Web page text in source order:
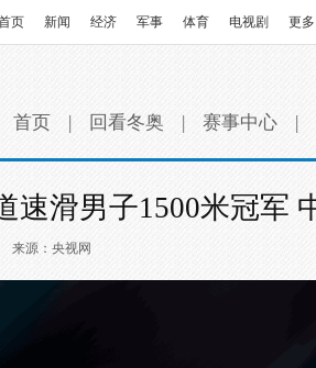
页 新闻 经济 军事 体育 电视剧 更多
首页 | 回看冬奥 | 赛事中心 |
速滑男子1500米冠军
来源：央视网